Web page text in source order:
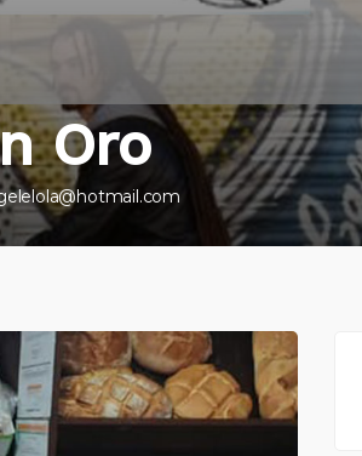
Oro